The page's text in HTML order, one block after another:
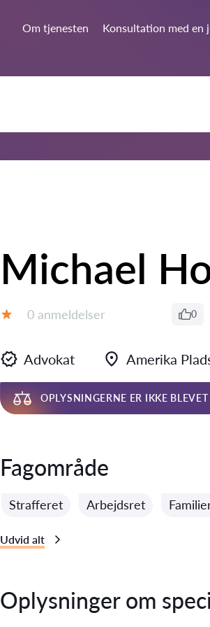
Om tjenesten Konsultation med en
Michael
Anmeldelser:
0 anmeldelser 0
Advokat Amerika
OPLYSNINGERNE ER IKKE
Fagområde
Strafferet Arbejdsret
Udvid alt
Oplysninger om